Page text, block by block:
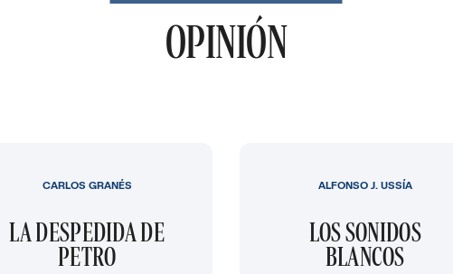
OPINIÓN
LA DESPEDIDA DE
PETRO
CARLOS GRANÉS
LOS SONIDOS
BLANCOS
ALFONSO J. USSÍA